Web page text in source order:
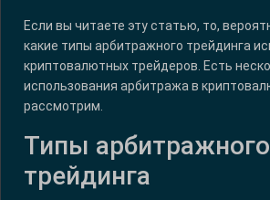
Если вы читаете эту статью, то,
какие типы арбитражного трейдинга
криптовалютных трейдеров. Есть
использования арбитража в
рассмотрим.
Типы арбитражного
трейдинга